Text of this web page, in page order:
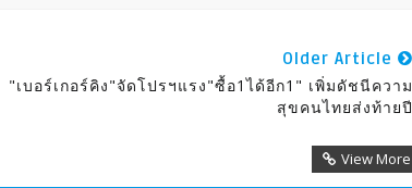
Older Article
"เบอร์เกอร์คิง"จัดโปรฯแรง"ซื้อ1ได้อีก1" เพิ่มดัชนีความ
สุขคนไทยส่งท้ายปี
View More